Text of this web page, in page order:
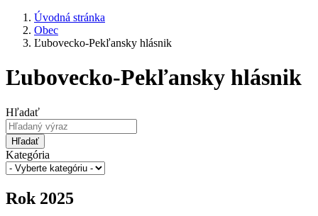
Úvodná stránka
Obec
Ľubovecko-Pekľansky hlásnik
Ľubovecko-Pekľansky hlásnik
Hľadať
Hľadať
Kategória
Rok 2025